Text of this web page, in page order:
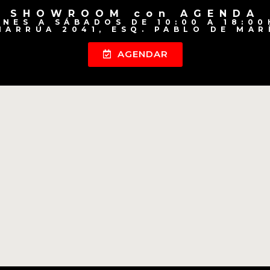
SHOWROOM con AGENDA
A SÁBADOS DE 10:00 A
2041, ESQ. PABLO DE
AGENDAR